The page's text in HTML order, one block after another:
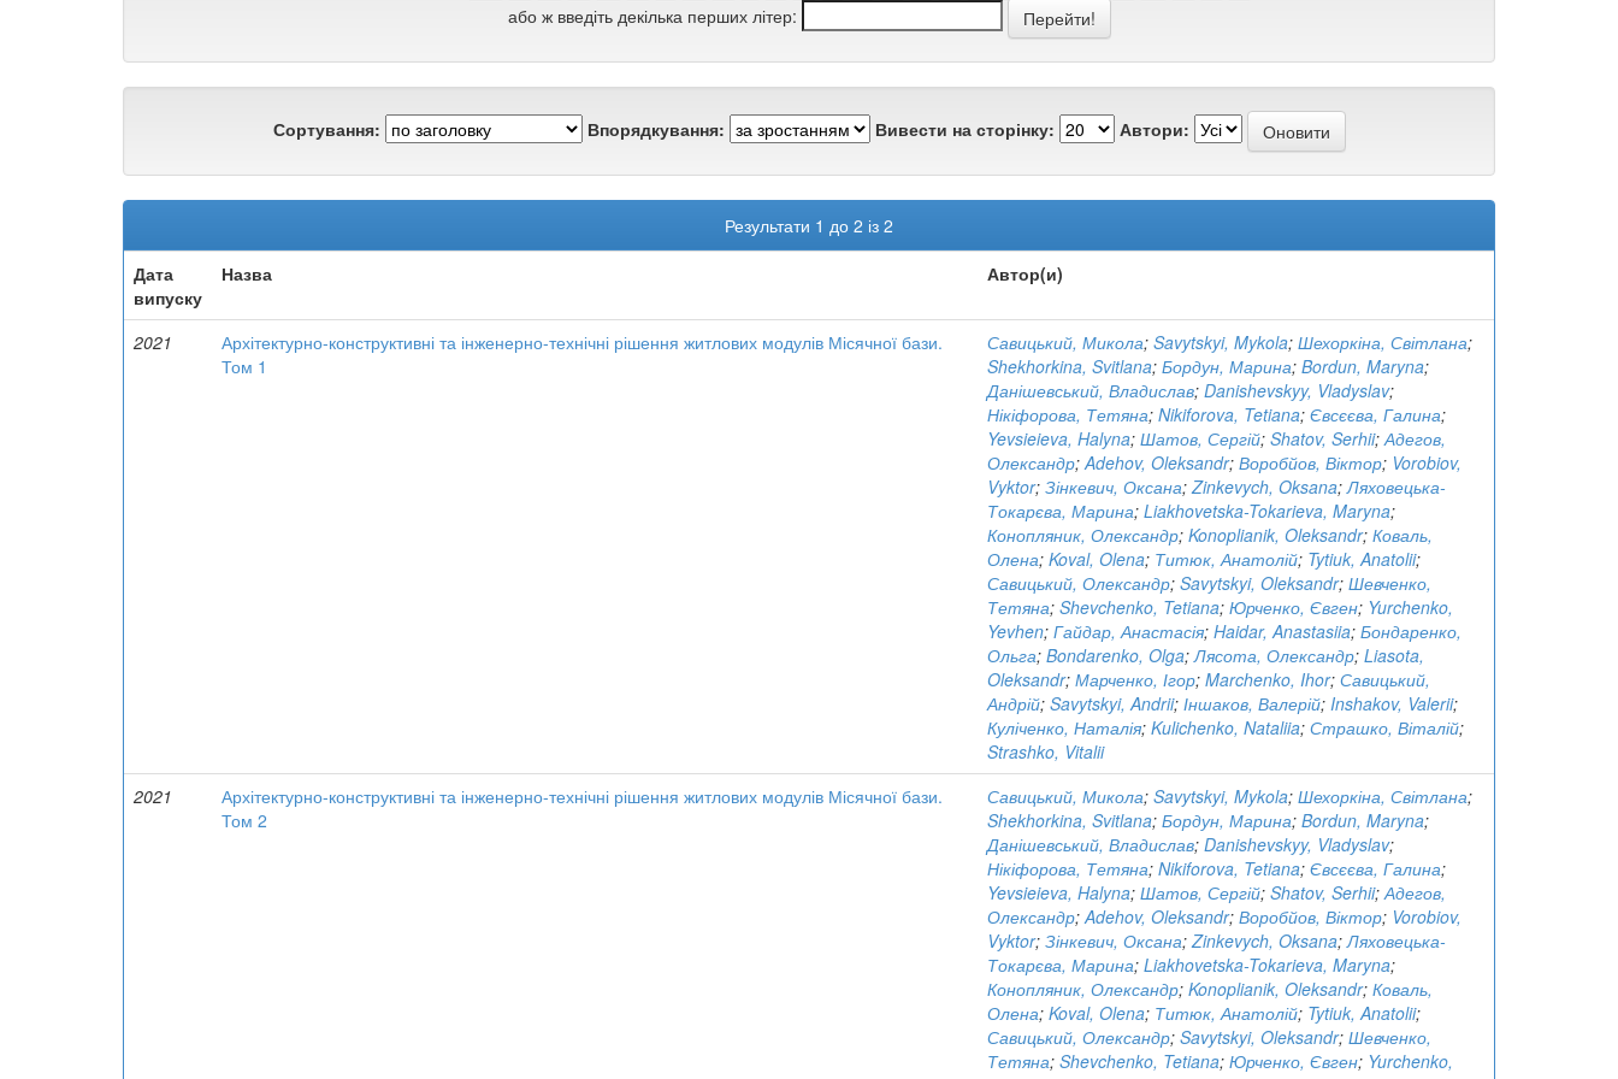
або ж введіть декілька перших літер:
Сортування: Впорядкування: Вивести на сторінку: Автори:
Результати 1 до 2 із 2
Дата
випуску
Назва Автор(и)
2021
Архітектурно-конструктивні та інженерно-технічні рішення житлових модулів Місячної бази.
Том 1
Савицький, Микола; Savytskyi, Mykola; Шехоркіна, Світлана;
Shekhorkina, Svitlana; Бордун, Марина; Bordun, Maryna;
Данішевський, Владислав; Danishevskyy, Vladyslav;
Нікіфорова, Тетяна; Nikiforova, Tetiana; Євсєєва, Галина;
Yevsieieva, Halyna; Шатов, Сергій; Shatov, Serhii;Адегов,
Олександр;Adehov, Oleksandr; Воробйов, Віктор; Vorobiov,
Vyktor; Зінкевич, Оксана;Zinkevych, Oksana;Ляховецька-
Токарєва, Марина; Liakhovetska-Tokarieva, Maryna;
Конопляник, Олександр; Konoplianik, Oleksandr; Коваль,
Олена; Koval, Olena; Титюк, Анатолій; Tytiuk, Anatolii;
Савицький, Олександр; Savytskyi, Oleksandr; Шевченко,
Тетяна; Shevchenko, Tetiana; Юрченко, Євген; Yurchenko,
Yevhen; Гайдар, Анастасія; Haidar, Anastasiia; Бондаренко,
Ольга; Bondarenko, Olga;Лясота, Олександр; Liasota,
Oleksandr; Марченко, Ігор; Marchenko, Ihor; Савицький,
Андрій; Savytskyi, Andrii; Іншаков, Валерій; Inshakov, Valerii;
Куліченко, Наталія; Kulichenko, Nataliia; Страшко, Віталій;
Strashko, Vitalii
2021
Архітектурно-конструктивні та інженерно-технічні рішення житлових модулів Місячної бази.
Том 2
Савицький, Микола; Savytskyi, Mykola; Шехоркіна, Світлана;
Shekhorkina, Svitlana; Бордун, Марина; Bordun, Maryna;
Данішевський, Владислав; Danishevskyy, Vladyslav;
Нікіфорова, Тетяна; Nikiforova, Tetiana; Євсєєва, Галина;
Yevsieieva, Halyna; Шатов, Сергій; Shatov, Serhii;Адегов,
Олександр;Adehov, Oleksandr; Воробйов, Віктор; Vorobiov,
Vyktor; Зінкевич, Оксана;Zinkevych, Oksana;Ляховецька-
Токарєва, Марина; Liakhovetska-Tokarieva, Maryna;
Конопляник, Олександр; Konoplianik, Oleksandr; Коваль,
Олена; Koval, Olena; Титюк, Анатолій; Tytiuk, Anatolii;
Савицький, Олександр; Savytskyi, Oleksandr; Шевченко,
Тетяна; Shevchenko, Tetiana; Юрченко, Євген; Yurchenko,